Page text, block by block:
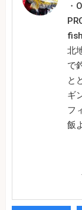
・
北
で
と
ギ
フ
飯